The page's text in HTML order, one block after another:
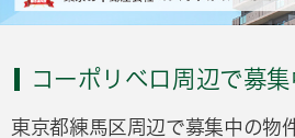
コーポリベロ周辺で募
東京都練馬区周辺で募集中の物